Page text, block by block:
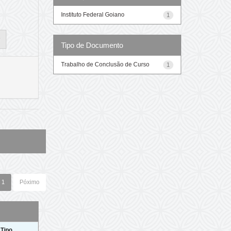
1 Póximo
1
Instituto Federal Goiano
Tipo de Documento
1
Trabalho de Conclusão de Curso